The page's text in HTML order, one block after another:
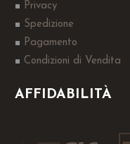
Privacy
Spedizione
Pagamento
Condizioni di Vendita
AFFIDABILITÀ